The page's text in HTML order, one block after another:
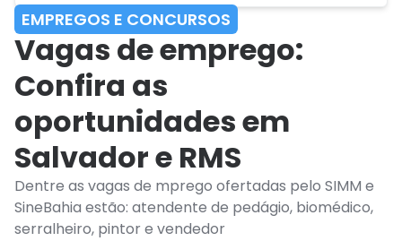
EMPREGOS E CONCURSOS
Vagas de emprego:
Confira as
oportunidades em
Salvador e RMS
Dentre as vagas de mprego ofertadas pelo SIMM e
SineBahia estão: atendente de pedágio, biomédico,
serralheiro, pintor e vendedor